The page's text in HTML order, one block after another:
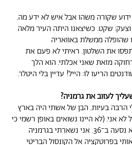
שקורה משהו אבל איש לא ידע מה.
שקט. כשיצאנו היתה העיר מלאה
שהופלה ממשלת באוואריה
תפסו את השלטון. ראיתי לא פעם את
מזאת שאני אכלתי. הוא הלך
הריעו לו: הייל! עדיין בלי היטלר.
לעזוב את גרמניה?
הרבה בעיות. הבן של אשתי היה בארץ
לא אני. (לא היינו נשואים באופן רשמי כי
היא לא קיבלה גט). בסוף היא נסעה ב־36. אני נשארתי בגרמניה
בפרוטקציה אל הקונסול הבריטי